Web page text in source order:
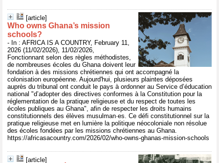
[article]
Who owns Ghana’s mission
schools?
- In : AFRICA IS A COUNTRY, February 11,
2026 (11/02/2026), 11/02/2026,
Fonctionnant selon des règles méthodistes,
de nombreuses écoles du Ghana doivent leur
fondation à des missions chrétiennes qui ont accompagné la
colonisation européenne. Aujourd'hui, plusieurs plaintes déposées
auprès du tribunal ont conduit le pays à ordonner au Service d’éducation
national "d’adopter des directives conformes à la Constitution pour la
réglementation de la pratique religieuse et du respect de toutes les
écoles publiques au Ghana", afin de respecter les droits humains
constitutionnels des élèves musulman·es. Ce défi constitutionnel sur la
pratique religieuse met en lumière la politique néocoloniale non résolue
des écoles fondées par les missions chrétiennes au Ghana.
https://africasacountry.com/2026/02/who-owns-ghanas-mission-schools
[article]